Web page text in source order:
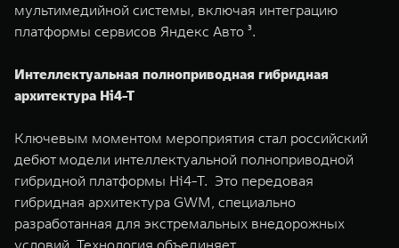
мультимедийной системы, включая интеграцию
платформы сервисов Яндекс Авто ³.
Интеллектуальная полноприводная гибридная
архитектура Hi4-T
Ключевым моментом мероприятия стал российский
дебют модели интеллектуальной полноприводной
гибридной платформы Hi4-Т. Это передовая
гибридная архитектура GWM, специально
разработанная для экстремальных внедорожных
условий. Технология объединяет